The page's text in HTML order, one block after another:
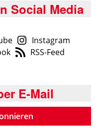
Social Media
Instagram
RSS-Feed
E-Mail